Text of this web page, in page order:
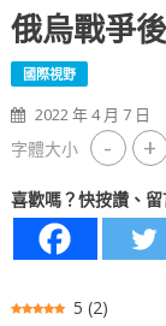
俄烏戰爭
國際視野
2022 年 4 月 7 日
字體大小 - +
喜歡嗎？快按讚、留
5 (2)